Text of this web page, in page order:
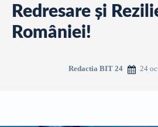
Redresare și
României!
Redactia BIT 24 24